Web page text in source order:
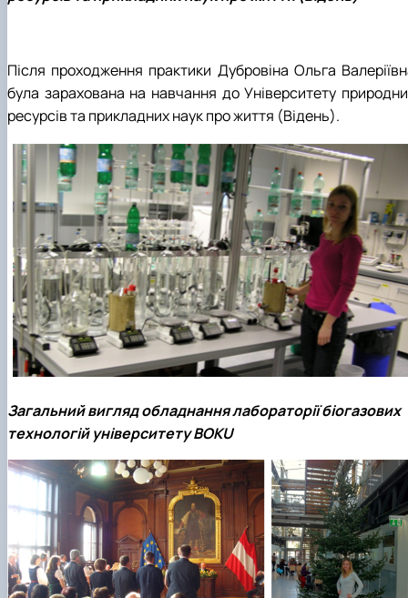
Після проходження практики Дубровіна Ольга
була зарахована на навчання до Університету
ресурсів та прикладних наук про життя (Відень).
Загальний вигляд обладнання лабораторії біогазових
технологій університету BOKU